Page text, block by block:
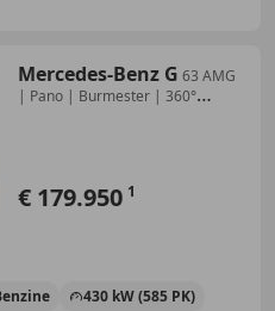
Mercedes-Benz G 63 AMG
| Pano | Burmester | 360°
€ 179.950 1
430 kW (585 PK)